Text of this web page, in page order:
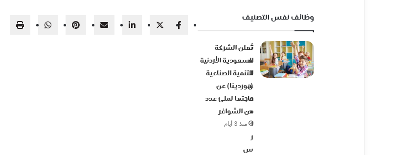
وظائف نفس التصنيف
تُ
ع
ل
ن
م
د
ا
ر
س
تعلن الشركة
السعودية الأردنية
للتنمية الصناعية
(جوردينا) عن
حاجتها لملئ عدد
من الشواغر
منذ 3 أيام